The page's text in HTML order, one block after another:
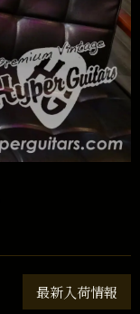
最新入荷情報